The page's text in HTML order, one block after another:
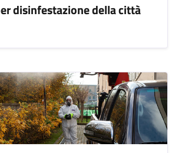
disinfestazione della città